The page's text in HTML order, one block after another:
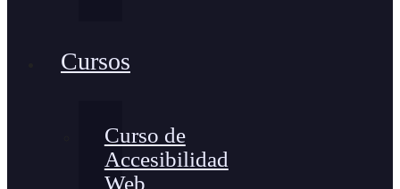
Cursos
Curso de
Accesibilidad
Web